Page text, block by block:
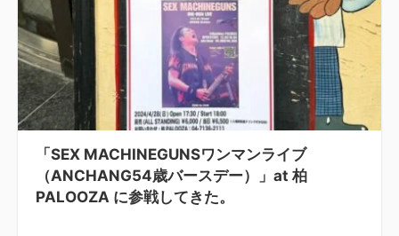
「SEX MACHINEGUNSワンマンライブ
（ANCHANG54歳バースデー）」at 柏
PALOOZA に参戦してきた。